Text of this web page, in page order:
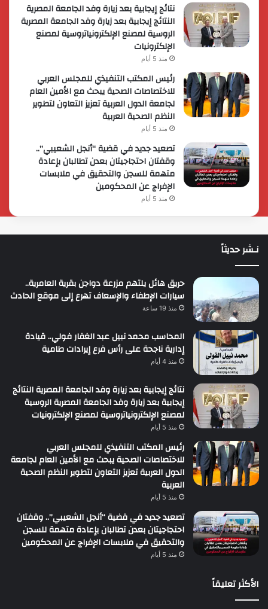
نتائج إيجابية بعد زيارة وفد الجامعة المصرية
النتائج إيجابية بعد زيارة وفد الجامعة المصرية
الروسية لمصنع الإلكترونياتروسية لمصنع
الإلكترونيات
منذ 5 أيام
رئيس المكتب التنفيذي للمجلس العربي
للاختصاصات الصحية يبحث مع الأمين العام
لجامعة الدول العربية تعزيز التعاون لتطوير
النظم الصحية العربية
منذ 5 أيام
تصعيد جديد في قضية “أنجل الشعيبي”..
وقفتان احتجاجيتان بعدن تطالبان بإعادة
متهمة للسجن والتحقيق في ملابسات
الإفراج عن المحكومين
منذ 5 أيام
نـشر حديثاً
حريق هائل يلتهم مزرعة دواجن بقرية العامرية..
سيارات الإطفاء والإسعاف تهرع إلى موقع الحادث
منذ 19 ساعة
المحاسب محمد نبيل عبد الغفار فولي.. قيادة
إدارية ناجحة على رأس فرع إيرادات طامية
منذ 4 أيام
نتائج إيجابية بعد زيارة وفد الجامعة المصرية النتائج
إيجابية بعد زيارة وفد الجامعة المصرية الروسية
لمصنع الإلكترونياتروسية لمصنع الإلكترونيات
منذ 5 أيام
رئيس المكتب التنفيذي للمجلس العربي
للاختصاصات الصحية يبحث مع الأمين العام لجامعة
الدول العربية تعزيز التعاون لتطوير النظم الصحية
العربية
منذ 5 أيام
تصعيد جديد في قضية “أنجل الشعيبي”.. وقفتان
احتجاجيتان بعدن تطالبان بإعادة متهمة للسجن
والتحقيق في ملابسات الإفراج عن المحكومين
منذ 5 أيام
الأكثر تعليقاً